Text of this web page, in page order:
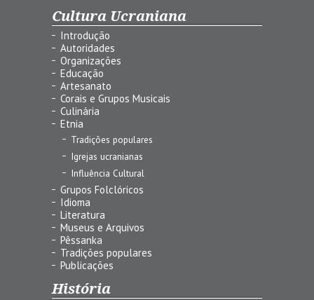
Cultura Ucraniana
Introdução
Autoridades
Organizações
Educação
Artesanato
Corais e Grupos Musicais
Culinária
Etnia
Tradições populares
Igrejas ucranianas
Influência Cultural
Grupos Folclóricos
Idioma
Literatura
Museus e Arquivos
Pêssanka
Tradições populares
Publicações
História